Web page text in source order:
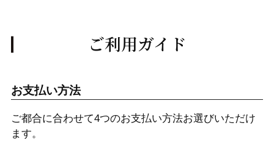
ご利用ガイド
お支払い方法
ご都合に合わせて4つのお支払い方法お選びいただけ
ます。